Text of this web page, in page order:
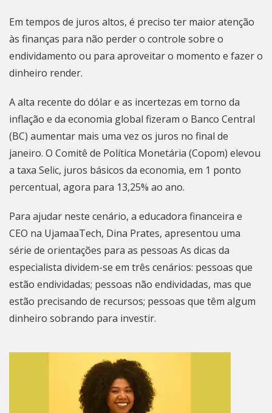
Em tempos de juros altos, é preciso ter maior atenção
às finanças para não perder o controle sobre o
endividamento ou para aproveitar o momento e fazer o
dinheiro render.
A alta recente do dólar e as incertezas em torno da
inflação e da economia global fizeram o Banco Central
(BC) aumentar mais uma vez os juros no final de
janeiro. O Comitê de Política Monetária (Copom) elevou
a taxa Selic, juros básicos da economia, em 1 ponto
percentual, agora para 13,25% ao ano.
Para ajudar neste cenário, a educadora financeira e
CEO na UjamaaTech, Dina Prates, apresentou uma
série de orientações para as pessoas As dicas da
especialista dividem-se em três cenários: pessoas que
estão endividadas; pessoas não endividadas, mas que
estão precisando de recursos; pessoas que têm algum
dinheiro sobrando para investir.